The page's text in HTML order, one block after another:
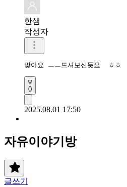
한샘
작성자
맞아요 ㅡㅡ드셔보신듯요  ㅎㅎ
0
2025.08.01 17:50
자유이야기방
글쓰기